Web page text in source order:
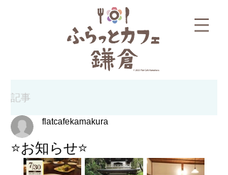
記事
⭐お知らせ⭐
flatcafekamakura